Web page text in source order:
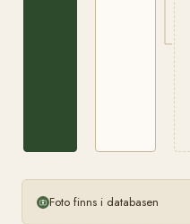
Foto finns i databasen